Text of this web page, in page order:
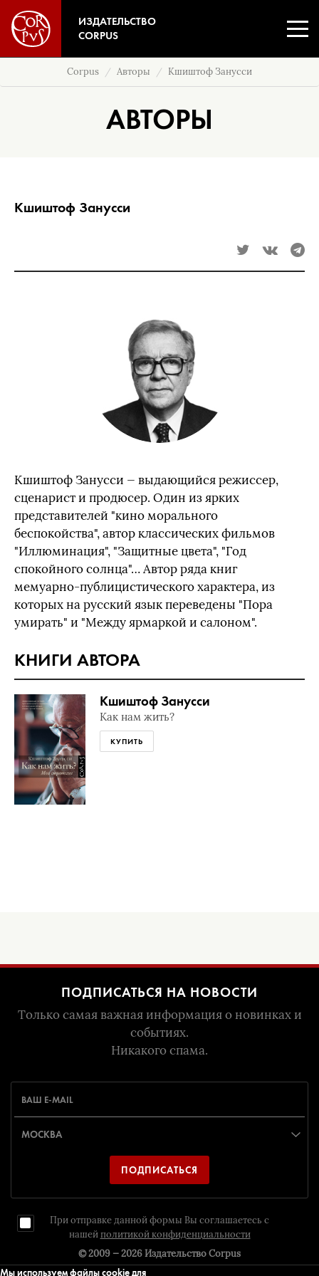
ИЗДАТЕЛЬСТВО
CORPUS
Corpus Авторы Кшиштоф Занусси
АВТОРЫ
Кшиштоф Занусси
Кшиштоф Занусси — выдающийся режиссер,
сценарист и продюсер. Один из ярких
представителей "кино морального
беспокойства", автор классических фильмов
"Иллюминация", "Защитные цвета", "Год
спокойного солнца"… Автор ряда книг
мемуарно-публицистического характера, из
которых на русский язык переведены "Пора
умирать" и "Между ярмаркой и салоном".
КНИГИ АВТОРА
Кшиштоф Занусси
Как нам жить?
КУПИТЬ
ПОДПИСАТЬСЯ НА НОВОСТИ
Только самая важная информация о новинках и
событиях.
Никакого спама.
ПОДПИСАТЬСЯ
При отправке данной формы Вы соглашаетесь с
нашей политикой конфиденциальности
© 2009 — 2026 Издательство Corpus
Мы используем файлы cookie для